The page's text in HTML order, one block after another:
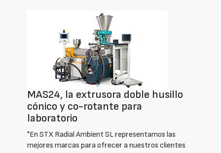
MAS24, la extrusora doble husillo
cónico y co-rotante para
laboratorio
"En STX Radial Ambient SL representamos las
mejores marcas para ofrecer a nuestros clientes